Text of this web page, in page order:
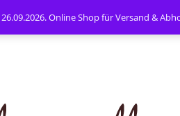
26.09.2026. Online Shop für Versand &